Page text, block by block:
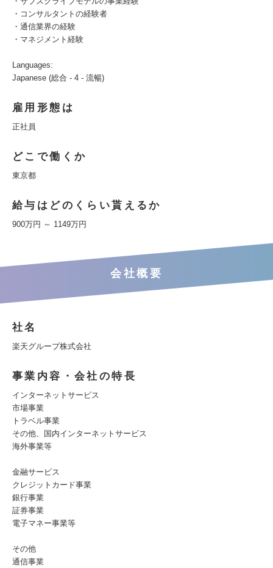
・コンサルタントの経験者
・通信業界の経験
・マネジメント経験
Languages:
Japanese (総合 - 4 - 流暢)
雇用形態は
正社員
どこで働くか
東京都
給与はどのくらい貰えるか
900万円 ～ 1149万円
会社概要
社名
楽天グループ株式会社
事業内容・会社の特長
インターネットサービス
市場事業
トラベル事業
その他、国内インターネットサービス
海外事業等
金融サービス
クレジットカード事業
銀行事業
証券事業
電子マネー事業等
その他
通信事業